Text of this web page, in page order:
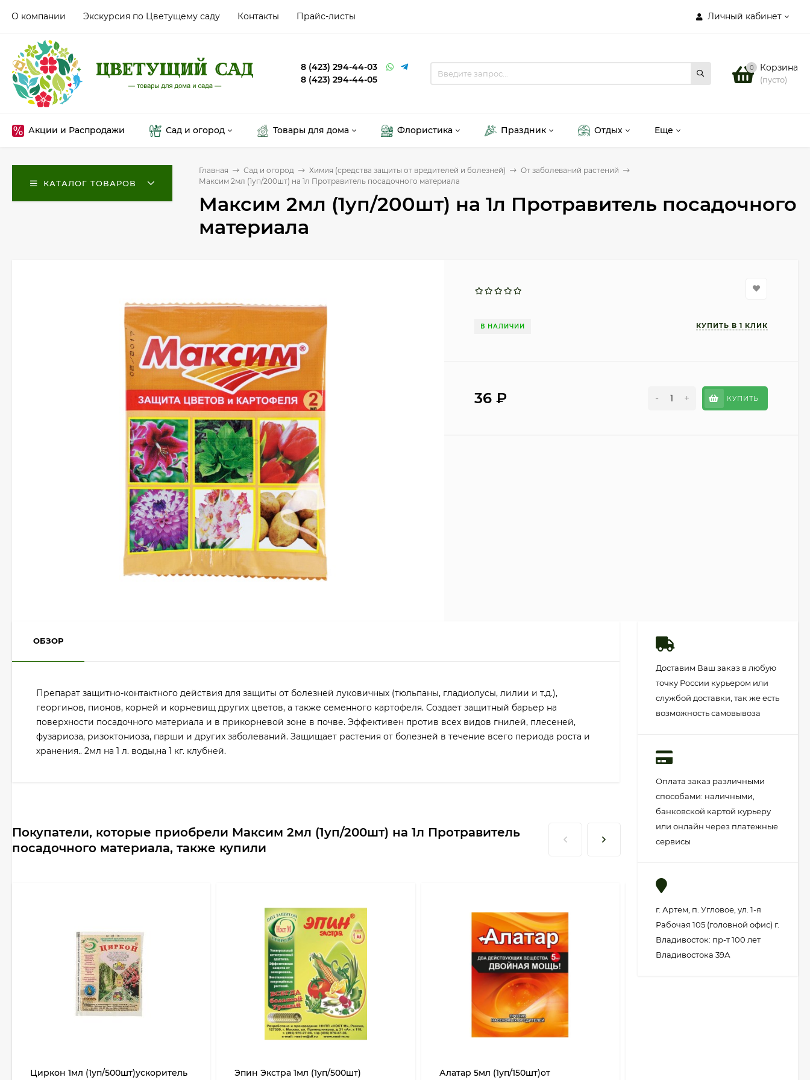
Личный кабинет
О компании Экскурсия по Цветущему саду Контакты Прайс-листы
8 (423) 294-44-03
8 (423) 294-44-05
0 Корзина
(пусто)
Акции и Распродажи Сад и огород Товары для дома Флористика Праздник Отдых Еще
КАТАЛОГ ТОВАРОВ
Главная Сад и огород Химия (средства защиты от вредителей и болезней)
От заболеваний растений
Максим 2мл (1уп/200шт) на 1л Протравитель посадочного материала
Максим 2мл (1уп/200шт) на 1л Протравитель посадочного
материала
В НАЛИЧИИ
36₽ - + КУПИТЬ
ОБЗОР
Препарат защитно-контактного действия для защиты от болезней луковичных (тюльпаны, гладиолусы, лилии и т.д.),
георгинов, пионов, корней и корневищ других цветов, а также семенного картофеля. Создает защитный барьер на
поверхности посадочного материала и в прикорневой зоне в почве. Эффективен против всех видов гнилей, плесеней,
фузариоза, ризоктониоза, парши и других заболеваний. Защищает растения от болезней в течение всего периода роста и
хранения.. 2мл на 1 л. воды,на 1 кг. клубней.
Покупатели, которые приобрели Максим 2мл (1уп/200шт) на 1л Протравитель
посадочного материала, также купили
Циркон 1мл (1уп/500шт)ускоритель
Эпин Экстра 1мл (1уп/500шт)
Алатар 5мл (1уп/150шт)от
Доставим Ваш заказ в любую
точку России курьером или
службой доставки, так же есть
возможность самовывоза
Оплата заказ различными
способами: наличными,
банковской картой курьеру
или онлайн через платежные
сервисы
г. Артем, п. Угловое, ул. 1-я
Рабочая 105 (головной офис) г.
Владивосток: пр-т 100 лет
Владивостока 39А